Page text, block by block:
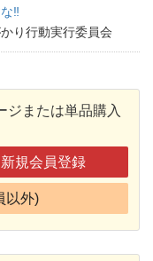
‼︎
り行動実行委員会
ジまたは単品購入
新規会員登録
以外)